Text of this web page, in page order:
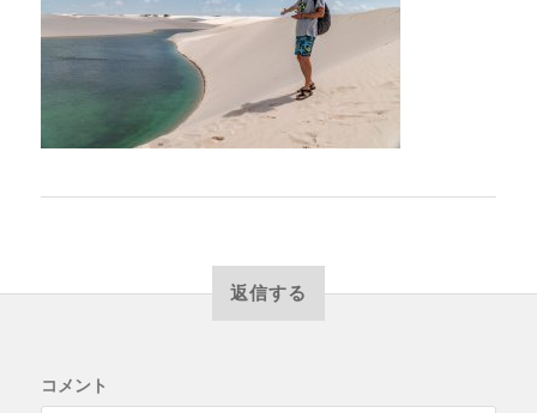
返信する
コメント